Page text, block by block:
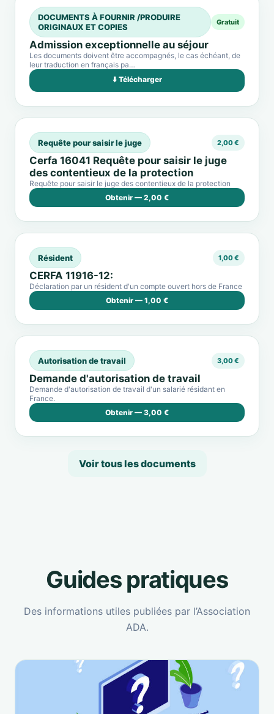
DOCUMENTS À FOURNIR /PRODUIRE
ORIGINAUX ET COPIES
Gratuit
Admission exceptionnelle au séjour
Les documents doivent être accompagnés, le cas échéant, de
leur traduction en français pa…
⬇️ Télécharger
Requête pour saisir le juge 2,00 €
Cerfa 16041 Requête pour saisir le juge
des contentieux de la protection
Requête pour saisir le juge des contentieux de la protection
Obtenir — 2,00 €
Résident 1,00 €
CERFA 11916-12:
Déclaration par un résident d'un compte ouvert hors de France
Obtenir — 1,00 €
Autorisation de travail 3,00 €
Demande d'autorisation de travail
Demande d'autorisation de travail d'un salarié résidant en
France.
Obtenir — 3,00 €
Voir tous les documents
Guides pratiques
Des informations utiles publiées par l’Association
ADA.